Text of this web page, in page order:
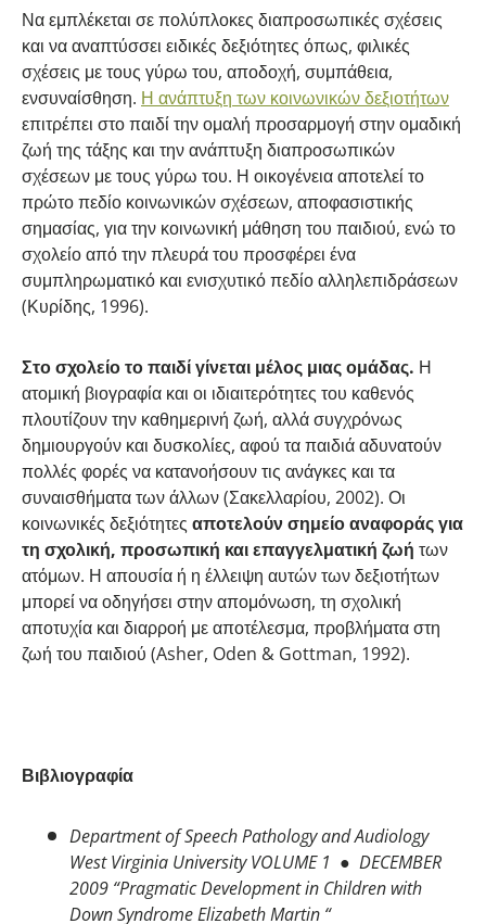
Να εμπλέκεται σε πολύπλοκες διαπροσωπικές σχέσεις
και να αναπτύσσει ειδικές δεξιότητες όπως, φιλικές
σχέσεις με τους γύρω του, αποδοχή, συμπάθεια,
ενσυναίσθηση. Η ανάπτυξη των κοινωνικών δεξιοτήτων
επιτρέπει στο παιδί την ομαλή προσαρμογή στην ομαδική
ζωή της τάξης και την ανάπτυξη διαπροσωπικών
σχέσεων με τους γύρω του. Η οικογένεια αποτελεί το
πρώτο πεδίο κοινωνικών σχέσεων, αποφασιστικής
σημασίας, για την κοινωνική μάθηση του παιδιού, ενώ το
σχολείο από την πλευρά του προσφέρει ένα
συμπληρωματικό και ενισχυτικό πεδίο αλληλεπιδράσεων
(Κυρίδης, 1996).
Στο σχολείο το παιδί γίνεται μέλος μιας ομάδας. Η
ατομική βιογραφία και οι ιδιαιτερότητες του καθενός
πλουτίζουν την καθημερινή ζωή, αλλά συγχρόνως
δημιουργούν και δυσκολίες, αφού τα παιδιά αδυνατούν
πολλές φορές να κατανοήσουν τις ανάγκες και τα
συναισθήματα των άλλων (Σακελλαρίου, 2002). Οι
κοινωνικές δεξιότητες αποτελούν σημείο αναφοράς για
τη σχολική, προσωπική και επαγγελματική ζωή των
ατόμων. Η απουσία ή η έλλειψη αυτών των δεξιοτήτων
μπορεί να οδηγήσει στην απομόνωση, τη σχολική
αποτυχία και διαρροή με αποτέλεσμα, προβλήματα στη
ζωή του παιδιού (Asher, Oden & Gottman, 1992).
Βιβλιογραφία
Department of Speech Pathology and Audiology
West Virginia University VOLUME 1 ● DECEMBER
2009 “Pragmatic Development in Children with
Down Syndrome Elizabeth Martin “